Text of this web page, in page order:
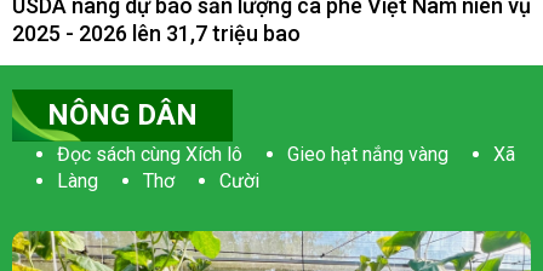
2025 - 2026 lên 31,7 triệu bao
NÔNG DÂN
Đọc sách cùng Xích lô Gieo hạt nắng vàng
Xã
Làng
Thơ Cười